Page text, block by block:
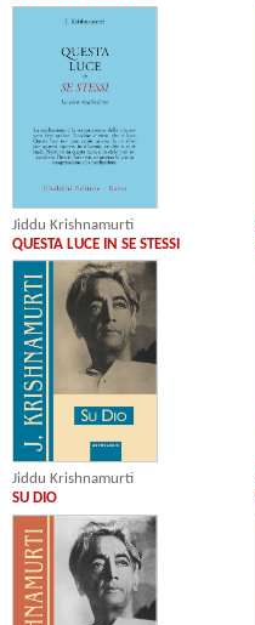
Jiddu Krishnamurti
QUESTA LUCE IN SE STESSI
Jiddu Krishnamurti
SU DIO